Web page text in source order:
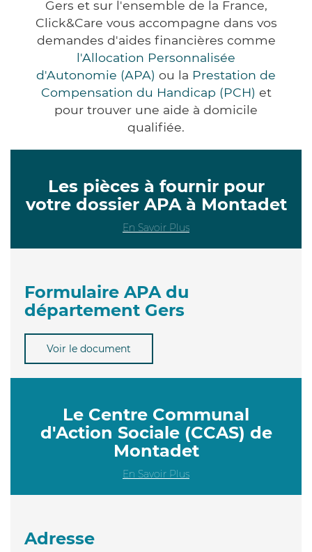
Gers et sur l'ensemble de la France,
Click&Care vous accompagne dans vos
demandes d'aides financières comme
l'Allocation Personnalisée
d'Autonomie (APA) ou la Prestation de
Compensation du Handicap (PCH) et
pour trouver une aide à domicile
qualifiée.
Les pièces à fournir pour
votre dossier APA à Montadet
En Savoir Plus
Formulaire APA du
département Gers
Voir le document
Le Centre Communal
d'Action Sociale (CCAS) de
Montadet
En Savoir Plus
Adresse